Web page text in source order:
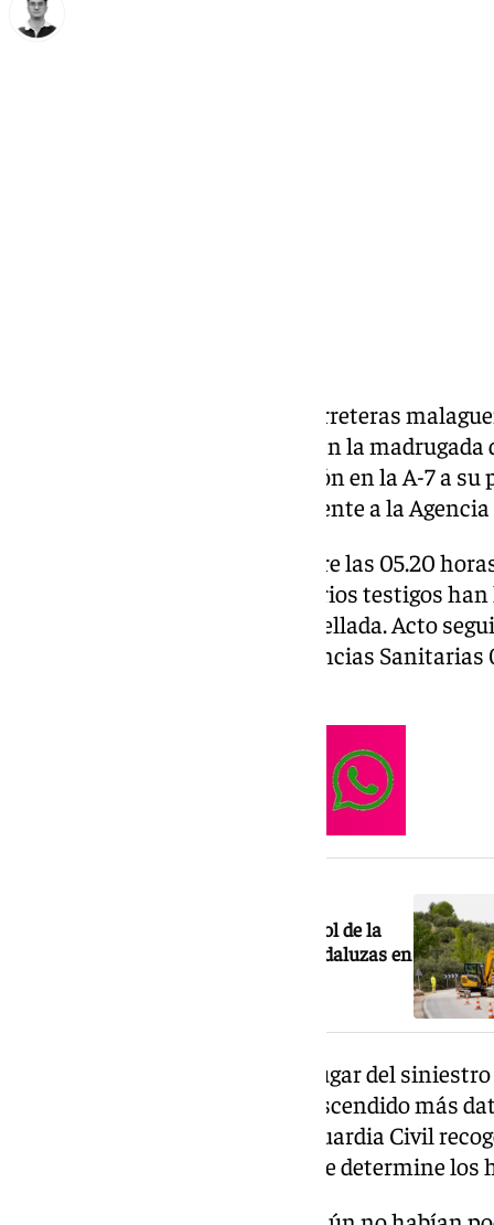
Nueva víctima mortal en las carreteras
mujer quien ha perdido la vida en la
sufrir un atropello por un camión en la A-7 a
según informa el 112, perteneciente a la
El siniestro ha tenido lugar sobre las 05.20
en sentido Marbella, cuando varios testigos
que una mujer había sido atropellada. Acto
inmediato al Centro de Emergencias
La DGT comienza campaña de control de la
velocidad en tramos de carreteras andaluzas en
Los sanitarios desplazados al lugar del
una mujer, de la que no han trascendido más
confirmar el fallecimiento, la Guardia Civil
comenzar una investigación que determine los